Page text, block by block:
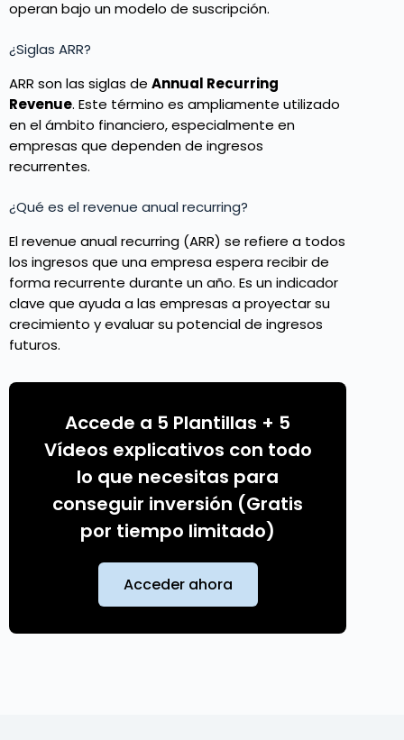
operan bajo un modelo de suscripción.
¿Siglas ARR?
ARR son las siglas de Annual Recurring
Revenue. Este término es ampliamente utilizado
en el ámbito financiero, especialmente en
empresas que dependen de ingresos
recurrentes.
¿Qué es el revenue anual recurring?
El revenue anual recurring (ARR) se refiere a todos
los ingresos que una empresa espera recibir de
forma recurrente durante un año. Es un indicador
clave que ayuda a las empresas a proyectar su
crecimiento y evaluar su potencial de ingresos
futuros.
Accede a 5 Plantillas + 5
Vídeos explicativos con todo
lo que necesitas para
conseguir inversión (Gratis
por tiempo limitado)
Acceder ahora